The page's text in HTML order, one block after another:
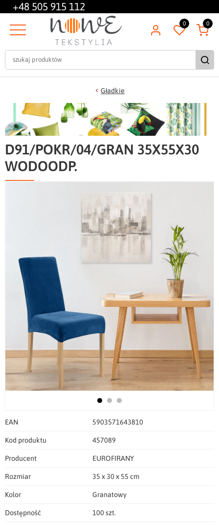
+48 505 915 112
0 0
Gładkie
D91/POKR/04/GRAN 35X55X30
WODOODP.
EAN 5903571643810
Kod produktu 457089
Producent EUROFIRANY
Rozmiar 35 x 30 x 55 cm
Kolor Granatowy
Dostępność 100 szt.